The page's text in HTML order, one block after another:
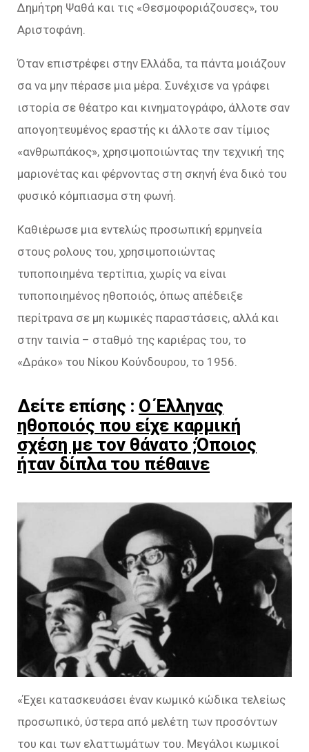
Δημήτρη Ψαθά και τις «Θεσμοφοριάζουσες», του
Αριστοφάνη.
Όταν επιστρέφει στην Ελλάδα, τα πάντα μοιάζουν
σα να μην πέρασε μια μέρα. Συνέχισε να γράφει
ιστορία σε θέατρο και κινηματογράφο, άλλοτε σαν
απογοητευμένος εραστής κι άλλοτε σαν τίμιος
«ανθρωπάκος», χρησιμοποιώντας την τεχνική της
μαριονέτας και φέρνοντας στη σκηνή ένα δικό του
φυσικό κόμπιασμα στη φωνή.
Καθιέρωσε μια εντελώς προσωπική ερμηνεία
στους ρολους του, χρησιμοποιώντας
τυποποιημένα τερτίπια, χωρίς να είναι
τυποποιημένος ηθοποιός, όπως απέδειξε
περίτρανα σε μη κωμικές παραστάσεις, αλλά και
στην ταινία – σταθμό της καριέρας του, το
«Δράκο» του Νίκου Κούνδουρου, το 1956.
Δείτε επίσης : Ο Έλληνας
ηθοποιός που είχε καρμική
σχέση με τον θάνατο ;Όποιος
ήταν δίπλα του πέθαινε
«Έχει κατασκευάσει έναν κωμικό κώδικα τελείως
προσωπικό, ύστερα από μελέτη των προσόντων
του και των ελαττωμάτων του. Μεγάλοι κωμικοί